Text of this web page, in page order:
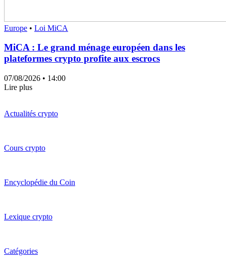
Europe • Loi MiCA
MiCA : Le grand ménage européen dans les
plateformes crypto profite aux escrocs
07/08/2026 • 14:00
Lire plus
Actualités crypto
Cours crypto
Encyclopédie du Coin
Lexique crypto
Catégories